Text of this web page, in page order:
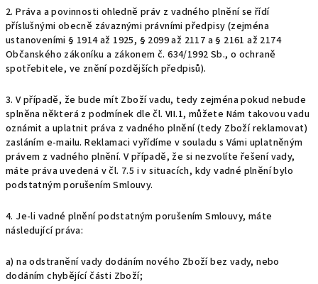
2. Práva a povinnosti ohledně práv z vadného plnění se řídí
příslušnými obecně závaznými právními předpisy (zejména
ustanoveními § 1914 až 1925, § 2099 až 2117 a § 2161 až 2174
Občanského zákoníku a zákonem č. 634/1992 Sb., o ochraně
spotřebitele, ve znění pozdějších předpisů).
3. V případě, že bude mít Zboží vadu, tedy zejména pokud nebude
splněna některá z podmínek dle čl. VII.1, můžete Nám takovou vadu
oznámit a uplatnit práva z vadného plnění (tedy Zboží reklamovat)
zasláním e-mailu. Reklamaci vyřídíme v souladu s Vámi uplatněným
právem z vadného plnění. V případě, že si nezvolíte řešení vady,
máte práva uvedená v čl. 7.5 i v situacích, kdy vadné plnění bylo
podstatným porušením Smlouvy.
4. Je-li vadné plnění podstatným porušením Smlouvy, máte
následující práva:
a) na odstranění vady dodáním nového Zboží bez vady, nebo
dodáním chybějící části Zboží;